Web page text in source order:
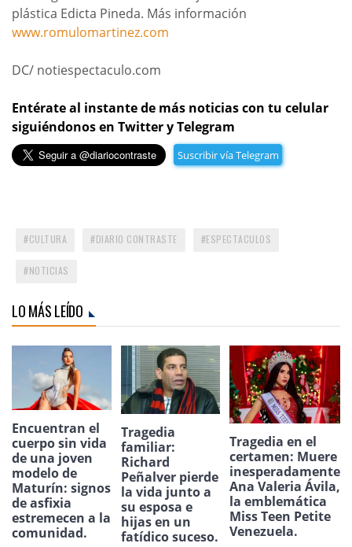
plástica Edicta Pineda. Más información
www.romulomartinez.com
DC/ notiespectaculo.com
Entérate al instante de más noticias con tu celular
siguiéndonos en Twitter y Telegram
Suscribir vía Telegram
CULTURA DIARIO CONTRASTE ESPECTACULOS
NOTICIAS
LO MÁS LEÍDO
Encuentran el
cuerpo sin vida
de una joven
modelo de
Maturín: signos
de asfixia
estremecen a la
comunidad.
Tragedia
familiar:
Richard
Peñalver pierde
la vida junto a
su esposa e
hijas en un
fatídico suceso.
Tragedia en el
certamen: Muere
inesperadamente
Ana Valeria Ávila,
la emblemática
Miss Teen Petite
Venezuela.